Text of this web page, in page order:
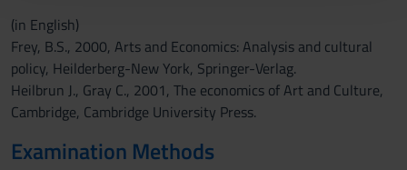
raccolto dal tuo utilizzo dei loro servizi.
(in English)
Frey, B.S., 2000, Arts and Economics: Analysis and cultural
policy, Heilderberg-New York, Springer-Verlag.
Heilbrun J., Gray C., 2001, The economics of Art and Culture,
Cambridge, Cambridge University Press.
Examination Methods